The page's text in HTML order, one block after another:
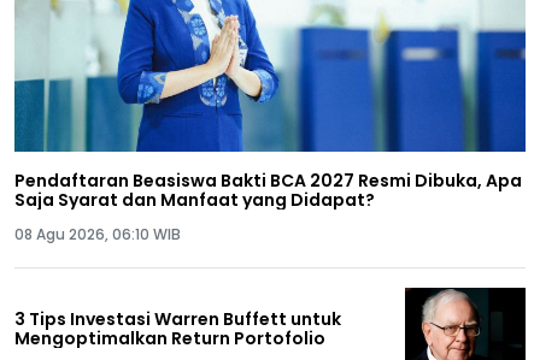
Pendaftaran Beasiswa Bakti BCA 2027 Resmi Dibuka, Apa
Saja Syarat dan Manfaat yang Didapat?
08 Agu 2026, 06:10 WIB
3 Tips Investasi Warren Buffett untuk
Mengoptimalkan Return Portofolio